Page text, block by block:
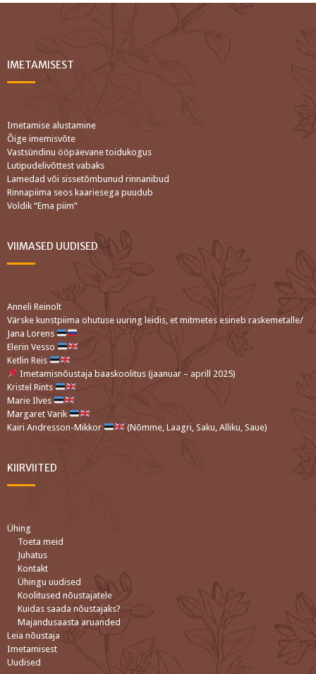
IMETAMISEST
Imetamise alustamine
Õige imemisvõte
Vastsündinu ööpäevane toidukogus
Lutipudelivõttest vabaks
Lamedad või sissetõmbunud rinnanibud
Rinnapiima seos kaariesega puudub
Voldik “Ema piim”
VIIMASED UUDISED
Anneli Reinolt
Värske kunstpiima ohutuse uuring leidis, et mitmetes esineb raskemetalle/
Jana Lorens
Elerin Vesso
Ketlin Reis
Imetamisnõustaja baaskoolitus (jaanuar – aprill 2025)
Kristel Rints
Marie Ilves
Margaret Varik
Kairi Andresson-Mikkor
(Nõmme, Laagri, Saku, Alliku, Saue)
KIIRVIITED
Ühing
Toeta meid
Juhatus
Kontakt
Ühingu uudised
Koolitused nõustajatele
Kuidas saada nõustajaks?
Majandusaasta aruanded
Leia nõustaja
Imetamisest
Uudised